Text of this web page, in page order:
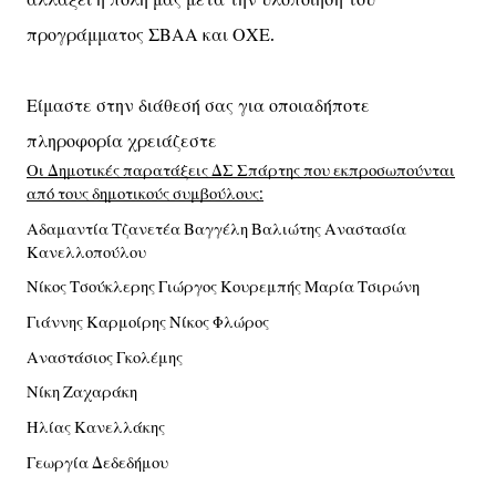
προγράμματος ΣΒΑΑ και ΟΧΕ.
Είμαστε στην διάθεσή σας για οποιαδήποτε
πληροφορία χρειάζεστε
Οι Δημοτικές παρατάξεις ΔΣ Σπάρτης που εκπροσωπούνται
από τους δημοτικούς συμβούλους:
Αδαμαντία ΤζανετέαΒαγγέλη ΒαλιώτηςΑναστασία
Κανελλοπούλου
Νίκος ΤσούκλερηςΓιώργος ΚουρεμπήςΜαρία Τσιρώνη
Γιάννης ΚαρμοίρηςΝίκος Φλώρος
Αναστάσιος Γκολέμης
Νίκη Ζαχαράκη
Ηλίας Κανελλάκης
Γεωργία Δεδεδήμου